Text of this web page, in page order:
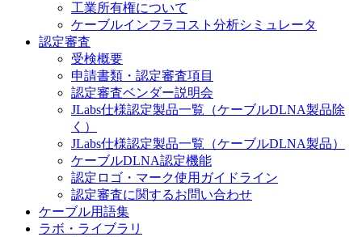
工業所有権について
ケーブルインフラコスト分析シミュレータ
認定審査
受検概要
申請書類・認定審査項目
認定審査ベンダー説明会
JLabs仕様認定製品一覧（ケーブルDLNA製品除
く）
JLabs仕様認定製品一覧（ケーブルDLNA製品）
ケーブルDLNA認定機能
認定ロゴ・マーク使用ガイドライン
認定審査に関するお問い合わせ
ケーブル用語集
ラボ・ライブラリ